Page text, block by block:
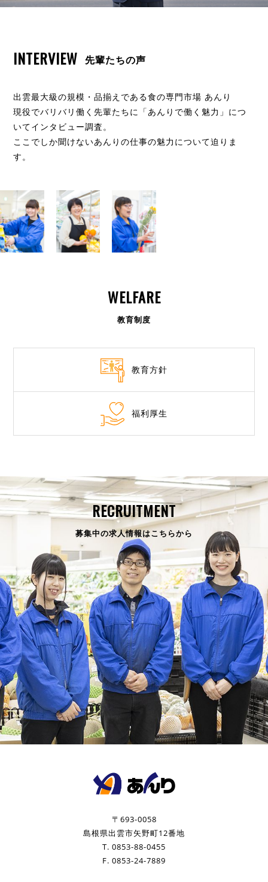
INTERVIEW 先輩たちの声
出雲最大級の規模・品揃えである食の専門市場 あんり
現役でバリバリ働く先輩たちに「あんりで働く魅力」につ
いてインタビュー調査。
ここでしか聞けないあんりの仕事の魅力について迫りま
す。
WELFARE
教育制度
教育方針
福利厚生
RECRUITMENT
募集中の求人情報はこちらから
〒693-0058
島根県出雲市矢野町12番地
T. 0853-88-0455
F. 0853-24-7889